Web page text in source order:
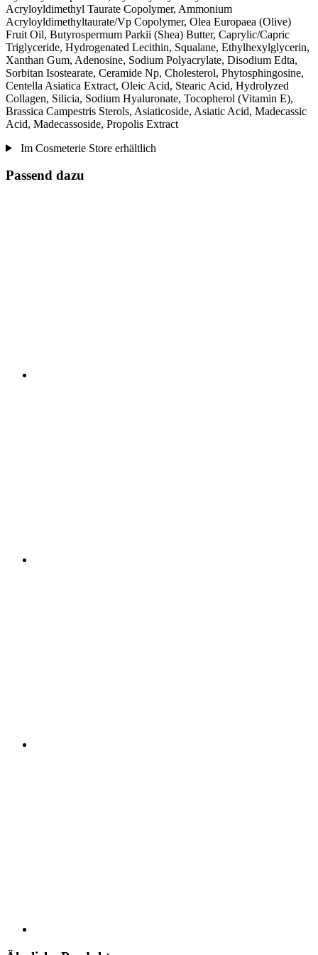
Acryloyldimethyl Taurate Copolymer, Ammonium
Acryloyldimethyltaurate/Vp Copolymer, Olea Europaea (Olive)
Fruit Oil, Butyrospermum Parkii (Shea) Butter, Caprylic/Capric
Triglyceride, Hydrogenated Lecithin, Squalane, Ethylhexylglycerin,
Xanthan Gum, Adenosine, Sodium Polyacrylate, Disodium Edta,
Sorbitan Isostearate, Ceramide Np, Cholesterol, Phytosphingosine,
Centella Asiatica Extract, Oleic Acid, Stearic Acid, Hydrolyzed
Collagen, Silicia, Sodium Hyaluronate, Tocopherol (Vitamin E),
Brassica Campestris Sterols, Asiaticoside, Asiatic Acid, Madecassic
Acid, Madecassoside, Propolis Extract
Im Cosmeterie Store erhältlich
Passend dazu